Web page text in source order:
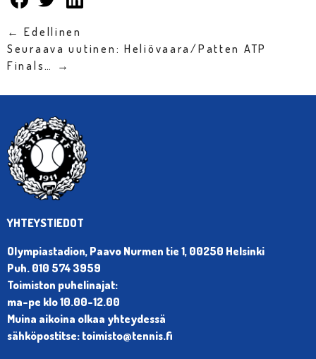
← Edellinen
Seuraava uutinen: Heliövaara/Patten ATP
Finals… →
YHTEYSTIEDOT
Olympiastadion, Paavo Nurmen tie 1, 00250 Helsinki
Puh. 010 574 3959
Toimiston puhelinajat:
ma-pe klo 10.00-12.00
Muina aikoina olkaa yhteydessä
sähköpostitse: toimisto@tennis.fi